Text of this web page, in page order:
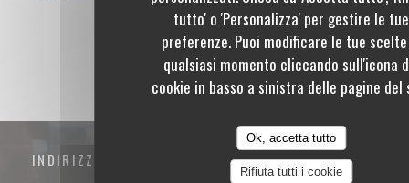
tutto' o 'Personalizza' per gestire le tue
preferenze. Puoi modificare le tue
qualsiasi momento cliccando sull'icona
cookie in basso a sinistra delle pagine del
Ok, accetta tutto
Rifiuta tutti i cookie
INDIRIZZO